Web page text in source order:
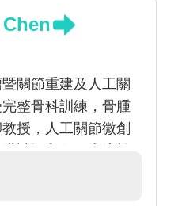
關節重建及人工關
整骨科訓練，骨腫
授，人工關節微創
、軟組織腫瘤切除